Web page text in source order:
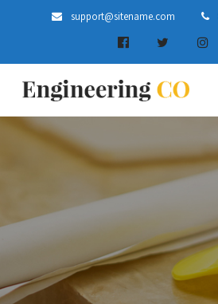
support@sitename.com